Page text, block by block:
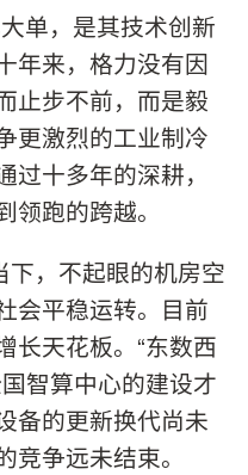
单，是其技术创新
年来，格力没有因
止步不前，而是毅
更激烈的工业制冷
十多年的深耕，
跑的跨越。
，不起眼的机房空
会平稳运转。目前
长天花板。“东数西
智算中心的建设才
备的更新换代尚未
争远未结束。